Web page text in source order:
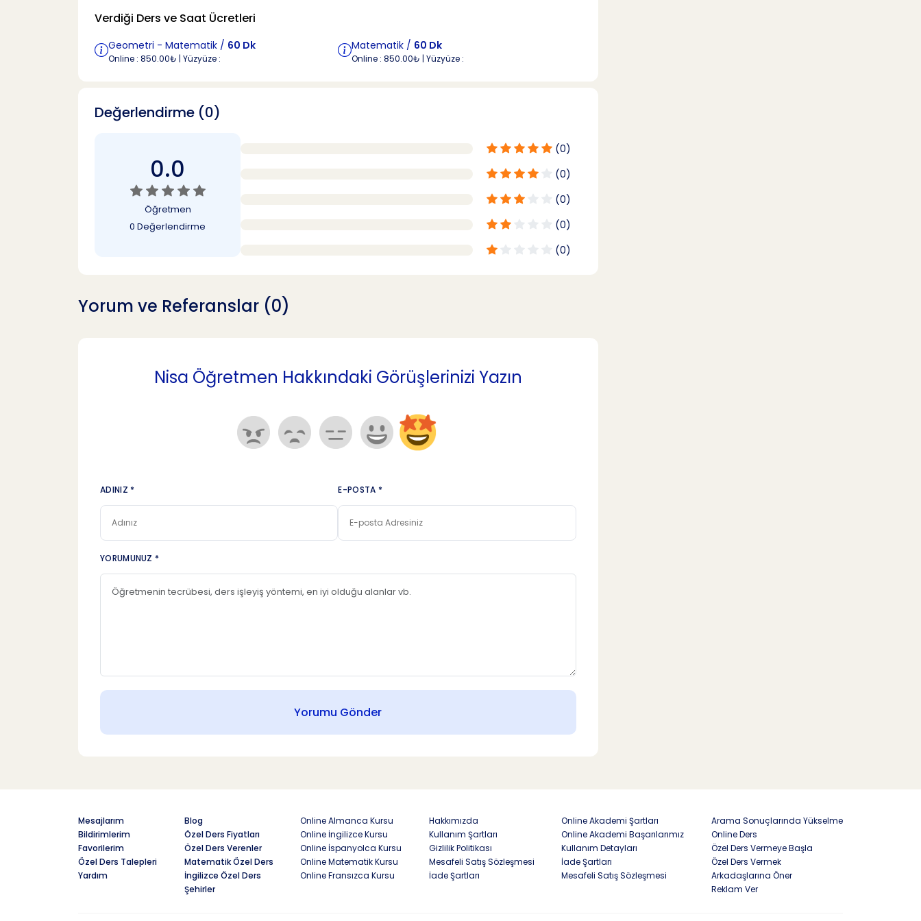
Verdiği Ders ve Saat Ücretleri
Geometri - Matematik / 60 Dk
Online : 850.00₺ | Yüzyüze :
Matematik / 60 Dk
Online : 850.00₺ | Yüzyüze :
Değerlendirme (0)
0.0
Öğretmen
0 Değerlendirme
(0)
(0)
(0)
(0)
(0)
Yorum ve Referanslar (0)
Nisa Öğretmen Hakkındaki Görüşlerinizi Yazın
ADINIZ * E-POSTA *
YORUMUNUZ *
Yorumu Gönder
Mesajlarım
Bildirimlerim
Favorilerim
Özel Ders Talepleri
Yardım
Blog
Özel Ders Fiyatları
Özel Ders Verenler
Matematik Özel Ders
İngilizce Özel Ders
Şehirler
Online Almanca Kursu
Online İngilizce Kursu
Online İspanyolca Kursu
Online Matematik Kursu
Online Fransızca Kursu
Hakkımızda
Kullanım Şartları
Gizlilik Politikası
Mesafeli Satış Sözleşmesi
İade Şartları
Online Akademi Şartları
Online Akademi Başarılarımız
Kullanım Detayları
İade Şartları
Mesafeli Satış Sözleşmesi
Arama Sonuçlarında Yükselme
Online Ders
Özel Ders Vermeye Başla
Özel Ders Vermek
Arkadaşlarına Öner
Reklam Ver